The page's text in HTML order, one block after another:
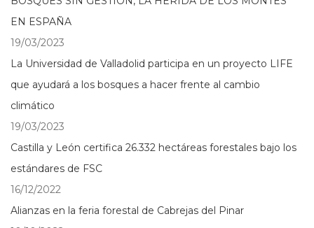
EN ESPAÑA
19/03/2023
La Universidad de Valladolid participa en un proyecto LIFE
que ayudará a los bosques a hacer frente al cambio
climático
19/03/2023
Castilla y León certifica 26.332 hectáreas forestales bajo los
estándares de FSC
16/12/2022
Alianzas en la feria forestal de Cabrejas del Pinar